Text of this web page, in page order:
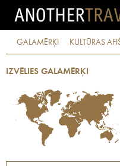
GALAMĒRĶI KULTŪRAS
IZVĒLIES GALAMĒRĶI